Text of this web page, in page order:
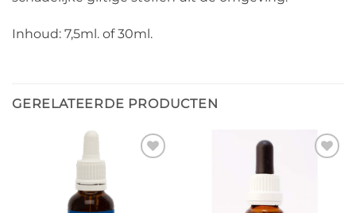
Inhoud: 7,5ml. of 30ml.
GERELATEERDE PRODUCTEN